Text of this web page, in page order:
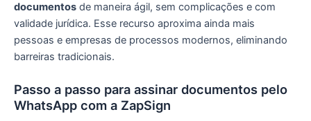
documentos de maneira ágil, sem complicações e com
validade jurídica. Esse recurso aproxima ainda mais
pessoas e empresas de processos modernos, eliminando
barreiras tradicionais.
Passo a passo para assinar documentos pelo
WhatsApp com a ZapSign